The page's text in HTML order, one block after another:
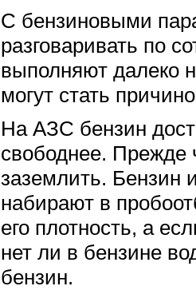
С бензиновыми
разговаривать по
выполняют далеко
могут стать
На АЗС бензин
свободнее. Прежде
заземлить. Бензин
набирают в
его плотность, а
нет ли в бензине
бензин.